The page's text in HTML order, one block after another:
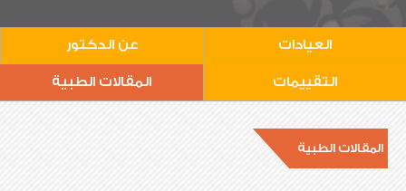
العيادات عن الدكتور
التقييمات المقالات الطبية
المقالات الطبية